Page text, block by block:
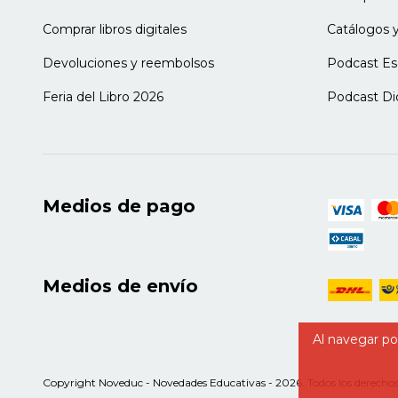
Al navegar
Psicopedagogía para pediatras. Norma
Dr. H. Rosarios. Miembro del Centro
Nación). Supervisora clínica del
CENTES Nº 2 (CABA).
Comprar libros digitales
Devoluciones y reembolsos
Feria del Libro 2026
Catálogos
Podcast
Podcast
Medios de pago
Medios de envío
Copyright Noveduc - Novedades Educativas - 2026. Todos los